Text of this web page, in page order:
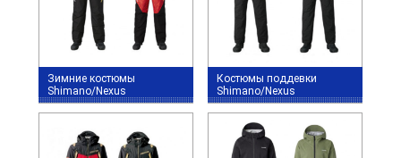
Зимние костюмы
Shimano/Nexus
Костюмы поддевки
Shimano/Nexus